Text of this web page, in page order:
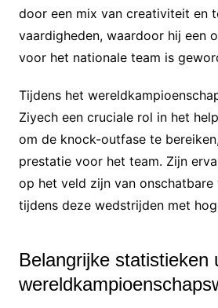
door een mix van creativiteit en
vaardigheden, waardoor hij een
voor het nationale team is
Tijdens het
Ziyech een cruciale rol in het
om de knock-outfase te
prestatie voor het team. Zijn
op het veld zijn van onschatbare
tijdens deze wedstrijden met
Belangrijke statistieken